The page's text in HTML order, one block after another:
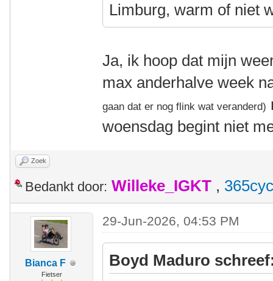
Limburg, warm of niet
Ja, ik hoop dat mijn
max anderhalve week
gaan dat er nog flink wat veranderd)
woensdag begint niet
Zoek
Bedankt door: Willeke_IGKT ,
Bianca F
Fietser
29-Jun-2026, 04:53 PM
Boyd Maduro